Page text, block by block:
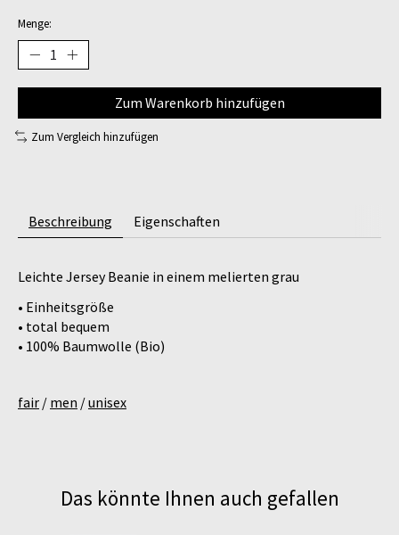
Menge:
Zum Warenkorb hinzufügen
Zum Vergleich hinzufügen
Beschreibung Eigenschaften
Leichte Jersey Beanie in einem melierten grau
• Einheitsgröße
• total bequem
• 100% Baumwolle (Bio)
fair / men /unisex
Das könnte Ihnen auch gefallen